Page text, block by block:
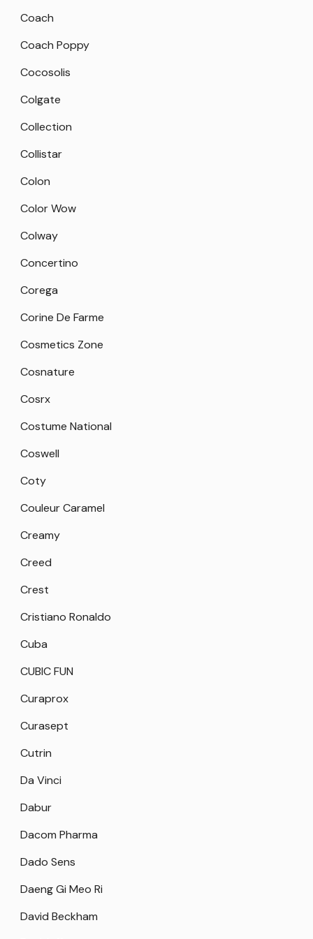
Coach
Coach Poppy
Cocosolis
Colgate
Collection
Collistar
Colon
Color Wow
Colway
Concertino
Corega
Corine De Farme
Cosmetics Zone
Cosnature
Cosrx
Costume National
Coswell
Coty
Couleur Caramel
Creamy
Creed
Crest
Cristiano Ronaldo
Cuba
CUBIC FUN
Curaprox
Curasept
Cutrin
Da Vinci
Dabur
Dacom Pharma
Dado Sens
Daeng Gi Meo Ri
David Beckham